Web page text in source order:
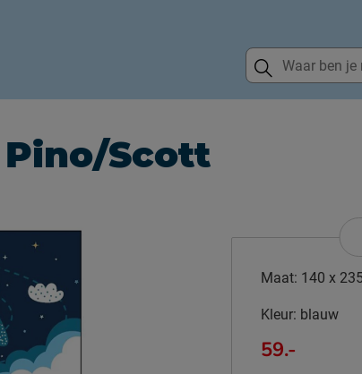
Scott
Maat: 140 x
Kleur: blauw
59.-